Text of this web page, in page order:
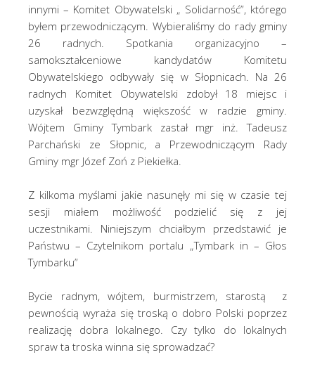
innymi – Komitet Obywatelski „ Solidarność”, którego
byłem przewodniczącym. Wybieraliśmy do rady gminy
26 radnych. Spotkania organizacyjno –
samokształceniowe kandydatów Komitetu
Obywatelskiego odbywały się w Słopnicach. Na 26
radnych Komitet Obywatelski zdobył 18 miejsc i
uzyskał bezwzględną większość w radzie gminy.
Wójtem Gminy Tymbark zastał mgr inż. Tadeusz
Parchański ze Słopnic, a Przewodniczącym Rady
Gminy mgr Józef Zoń z Piekiełka.
Z kilkoma myślami jakie nasunęły mi się w czasie tej
sesji miałem możliwość podzielić się z jej
uczestnikami. Niniejszym chciałbym przedstawić je
Państwu – Czytelnikom portalu „Tymbark in – Głos
Tymbarku”
Bycie radnym, wójtem, burmistrzem, starostą z
pewnością wyraża się troską o dobro Polski poprzez
realizację dobra lokalnego. Czy tylko do lokalnych
spraw ta troska winna się sprowadzać?